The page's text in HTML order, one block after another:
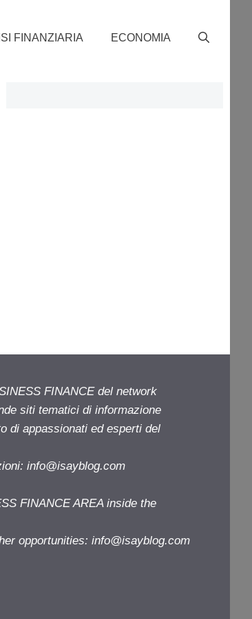
FINANZIARIA ECONOMIA
FINANCE del network
siti tematici di informazione
di appassionati ed esperti del
info@isayblog.com
FINANCE AREA inside the
opportunities: info@isayblog.com